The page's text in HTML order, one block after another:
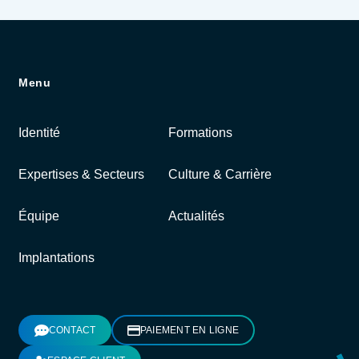
Menu
Identité Formations
Expertises & Secteurs Culture & Carrière
Équipe Actualités
Implantations
CONTACT PAIEMENT EN LIGNE